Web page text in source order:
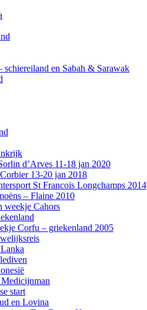
schiereiland en Sabah & Sarawak
d’Arves 11-18 jan 2020
13-20 jan 2018
St Francois Longchamps 2014
– Flaine 2010
weekje Cahors
Corfu – griekenland 2005
start
en Lovina